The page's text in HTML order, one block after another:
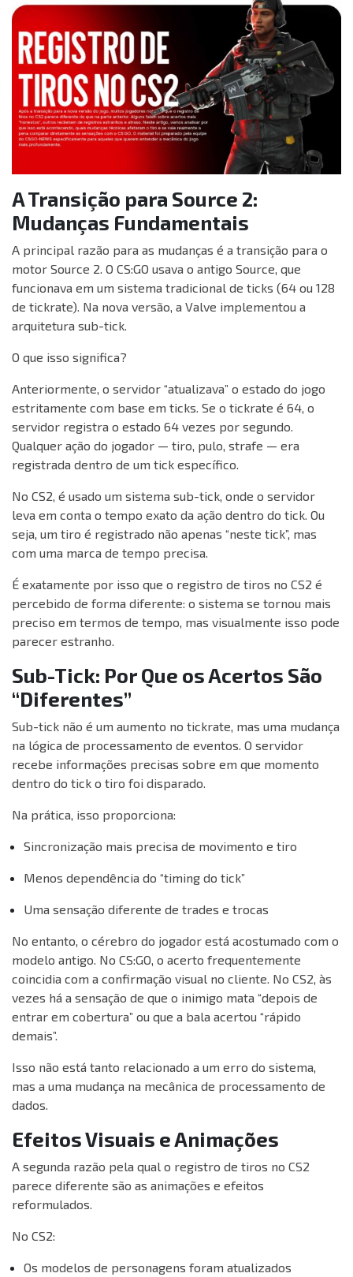
A Transição para Source 2:
Mudanças Fundamentais
A principal razão para as mudanças é a transição para o
motor Source 2. O CS:GO usava o antigo Source, que
funcionava em um sistema tradicional de ticks (64 ou 128
de tickrate). Na nova versão, a Valve implementou a
arquitetura sub-tick.
O que isso significa?
Anteriormente, o servidor “atualizava” o estado do jogo
estritamente com base em ticks. Se o tickrate é 64, o
servidor registra o estado 64 vezes por segundo.
Qualquer ação do jogador — tiro, pulo, strafe — era
registrada dentro de um tick específico.
No CS2, é usado um sistema sub-tick, onde o servidor
leva em conta o tempo exato da ação dentro do tick. Ou
seja, um tiro é registrado não apenas “neste tick”, mas
com uma marca de tempo precisa.
É exatamente por isso que o registro de tiros no CS2 é
percebido de forma diferente: o sistema se tornou mais
preciso em termos de tempo, mas visualmente isso pode
parecer estranho.
Sub-Tick: Por Que os Acertos São
“Diferentes”
Sub-tick não é um aumento no tickrate, mas uma mudança
na lógica de processamento de eventos. O servidor
recebe informações precisas sobre em que momento
dentro do tick o tiro foi disparado.
Na prática, isso proporciona:
Sincronização mais precisa de movimento e tiro
Menos dependência do “timing do tick”
Uma sensação diferente de trades e trocas
No entanto, o cérebro do jogador está acostumado com o
modelo antigo. No CS:GO, o acerto frequentemente
coincidia com a confirmação visual no cliente. No CS2, às
vezes há a sensação de que o inimigo mata “depois de
entrar em cobertura” ou que a bala acertou “rápido
demais”.
Isso não está tanto relacionado a um erro do sistema,
mas a uma mudança na mecânica de processamento de
dados.
Efeitos Visuais e Animações
A segunda razão pela qual o registro de tiros no CS2
parece diferente são as animações e efeitos
reformulados.
No CS2:
Os modelos de personagens foram atualizados